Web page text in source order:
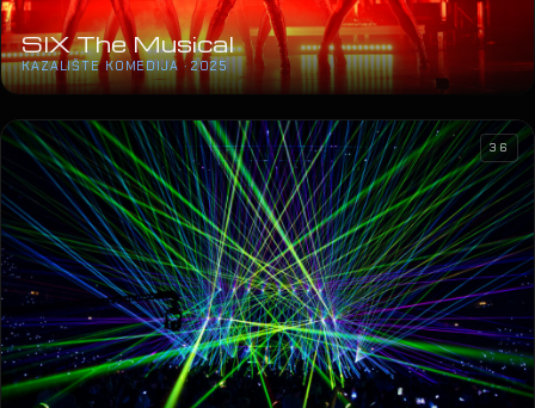
SIX The Musical
KAZALIŠTE KOMEDIJA · 2025
36